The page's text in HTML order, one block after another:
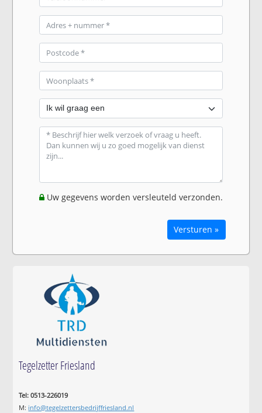
Uw gegevens worden versleuteld verzonden.
Versturen »
Tegelzetter Friesland
Tel: 0513-226019
M: info@tegelzettersbedrijffriesland.nl